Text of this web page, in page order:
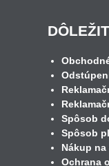
Spôsob
Spôsob
Nákup
Ochrana